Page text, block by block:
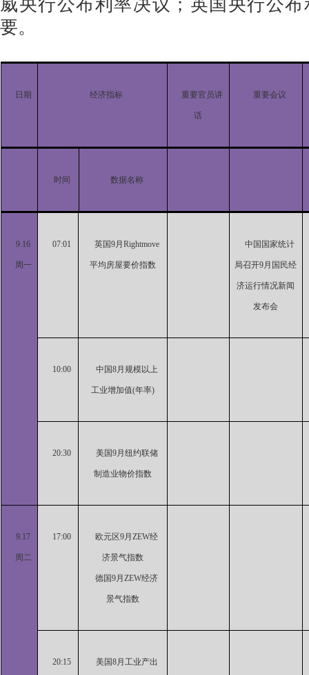
威央行公布利率决议；英国央行公
要。
日期 经济指标 重要官员讲
话
重要会议
时间 数据名称
9.16
周一
07:01 英国9月Rightmove
平均房屋要价指数
中国国家统计
局召开9月国民经
济运行情况新闻
发布会
10:00 中国8月规模以上
工业增加值(年率)
20:30 美国9月纽约联储
制造业物价指数
9.17
周二
17:00 欧元区9月ZEW经
济景气指数
德国9月ZEW经济
景气指数
20:15 美国8月工业产出